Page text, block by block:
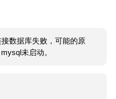
数据库失败，可能的原
未启动。